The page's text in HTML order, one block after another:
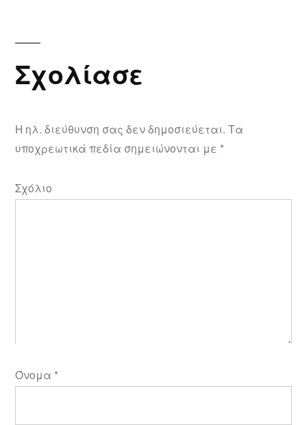
Σχολίασε
Η ηλ. διεύθυνση σας δεν δημοσιεύεται. Τα
υποχρεωτικά πεδία σημειώνονται με *
Σχόλιο
Όνομα *